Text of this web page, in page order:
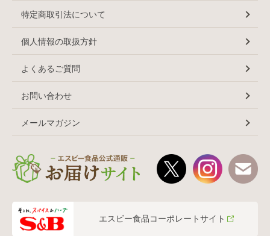
特定商取引法について
個人情報の取扱方針
よくあるご質問
お問い合わせ
メールマガジン
エスビー食品コーポレートサイト